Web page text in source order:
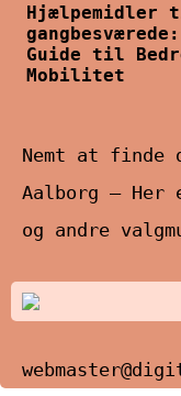
Hjælpemidler
Guide til
Mobilitet
Nemt at finde
Aalborg –
og andre